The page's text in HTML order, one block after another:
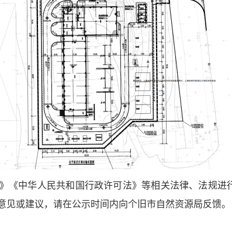
中华人民共和国行政许可法》等相关法律、法规进
见或建议，请在公示时间内向个旧市自然资源局反馈。